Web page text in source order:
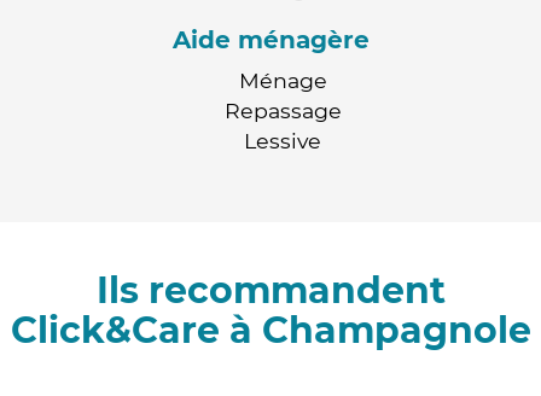
Aide ménagère
Ménage
Repassage
Lessive
Ils recommandent
Click&Care à Champagnole